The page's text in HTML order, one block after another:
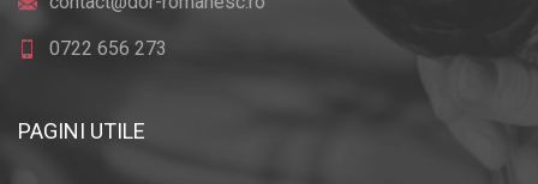
0722 656 273
PAGINI UTILE